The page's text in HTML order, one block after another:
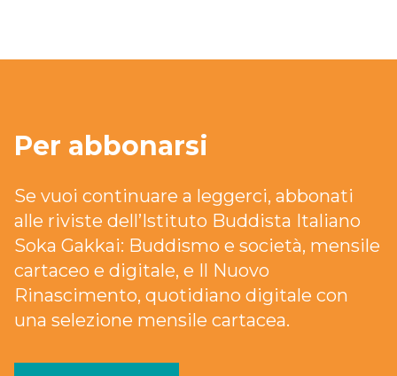
Per abbonarsi
Se vuoi continuare a leggerci, abbonati
alle riviste dell’Istituto Buddista Italiano
Soka Gakkai: Buddismo e società, mensile
cartaceo e digitale, e Il Nuovo
Rinascimento, quotidiano digitale con
una selezione mensile cartacea.